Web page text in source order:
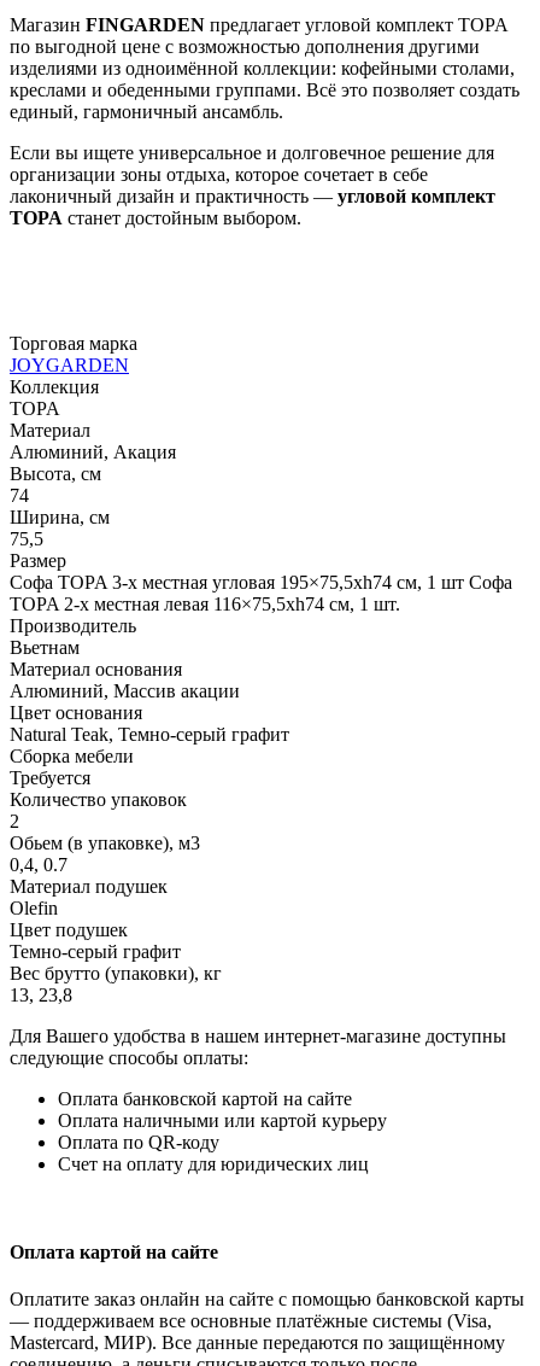
Магазин FINGARDEN предлагает угловой комплект TOPA
по выгодной цене с возможностью дополнения другими
изделиями из одноимённой коллекции: кофейными столами,
креслами и обеденными группами. Всё это позволяет создать
единый, гармоничный ансамбль.
Если вы ищете универсальное и долговечное решение для
организации зоны отдыха, которое сочетает в себе
лаконичный дизайн и практичность — угловой комплект
TOPA станет достойным выбором.
Торговая марка
JOYGARDEN
Коллекция
TOPA
Материал
Алюминий, Акация
Высота, см
74
Ширина, см
75,5
Размер
Софа TOPA 3-х местная угловая 195×75,5xh74 см, 1 шт Софа
TOPA 2-х местная левая 116×75,5xh74 см, 1 шт.
Производитель
Вьетнам
Материал основания
Алюминий, Массив акации
Цвет основания
Natural Teak, Темно-серый графит
Сборка мебели
Требуется
Количество упаковок
2
Обьем (в упаковке), м3
0,4, 0.7
Материал подушек
Olefin
Цвет подушек
Темно-серый графит
Вес брутто (упаковки), кг
13, 23,8
Для Вашего удобства в нашем интернет-магазине доступны
следующие способы оплаты:
Оплата банковской картой на сайте
Оплата наличными или картой курьеру
Оплата по QR-коду
Счет на оплату для юридических лиц
Оплата картой на сайте
Оплатите заказ онлайн на сайте с помощью банковской карты
— поддерживаем все основные платёжные системы (Visa,
Mastercard, МИР). Все данные передаются по защищённому